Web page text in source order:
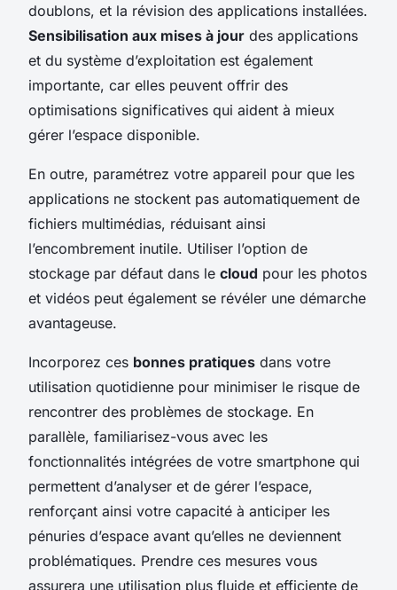
doublons, et la révision des applications installées.
Sensibilisation aux mises à jour des applications
et du système d’exploitation est également
importante, car elles peuvent offrir des
optimisations significatives qui aident à mieux
gérer l’espace disponible.
En outre, paramétrez votre appareil pour que les
applications ne stockent pas automatiquement de
fichiers multimédias, réduisant ainsi
l’encombrement inutile. Utiliser l’option de
stockage par défaut dans le cloud pour les photos
et vidéos peut également se révéler une démarche
avantageuse.
Incorporez ces bonnes pratiques dans votre
utilisation quotidienne pour minimiser le risque de
rencontrer des problèmes de stockage. En
parallèle, familiarisez-vous avec les
fonctionnalités intégrées de votre smartphone qui
permettent d’analyser et de gérer l’espace,
renforçant ainsi votre capacité à anticiper les
pénuries d’espace avant qu’elles ne deviennent
problématiques. Prendre ces mesures vous
assurera une utilisation plus fluide et efficiente de